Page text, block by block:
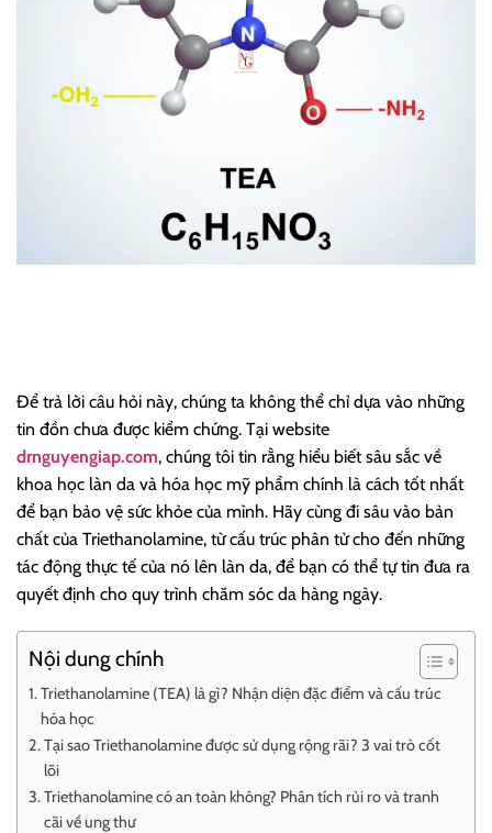
Để trả lời câu hỏi này, chúng ta không thể chỉ dựa vào những
tin đồn chưa được kiểm chứng. Tại website
drnguyengiap.com, chúng tôi tin rằng hiểu biết sâu sắc về
khoa học làn da và hóa học mỹ phẩm chính là cách tốt nhất
để bạn bảo vệ sức khỏe của mình. Hãy cùng đi sâu vào bản
chất của Triethanolamine, từ cấu trúc phân tử cho đến những
tác động thực tế của nó lên làn da, để bạn có thể tự tin đưa ra
quyết định cho quy trình chăm sóc da hàng ngày.
Nội dung chính
Triethanolamine (TEA) là gì? Nhận diện đặc điểm và cấu trúc
hóa học
Tại sao Triethanolamine được sử dụng rộng rãi? 3 vai trò cốt
lõi
Triethanolamine có an toàn không? Phân tích rủi ro và tranh
cãi về ung thư